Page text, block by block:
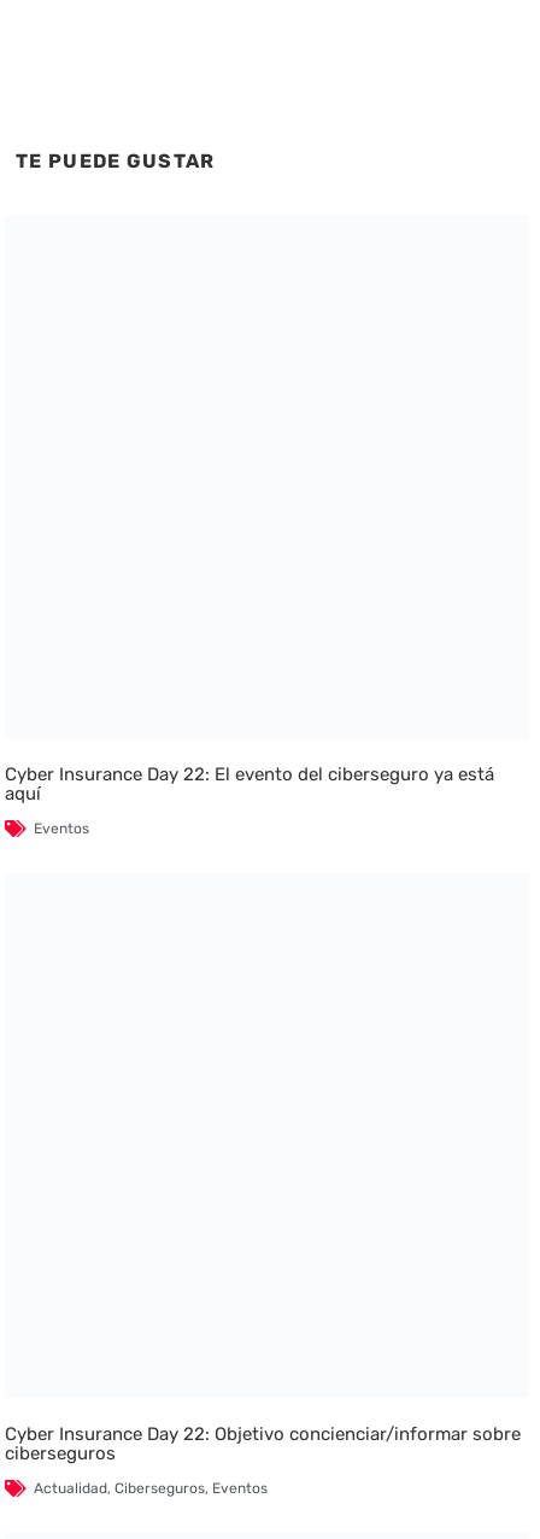
TE PUEDE GUSTAR
Cyber Insurance Day 22: El evento del ciberseguro ya está
aquí
Eventos
Cyber Insurance Day 22: Objetivo concienciar/informar sobre
ciberseguros
Actualidad,Ciberseguros, Eventos